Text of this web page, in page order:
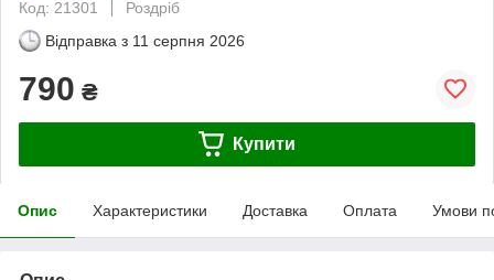
Код: 21301
Роздріб
Відправка з 11 серпня 2026
790 ₴
Купити
Опис Характеристики Доставка Оплата Умови